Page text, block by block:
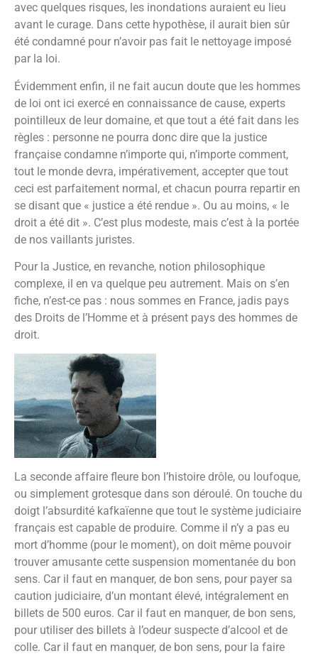
avec quelques risques, les inondations auraient eu lieu
avant le curage. Dans cette hypothèse, il aurait bien sûr
été condamné pour n’avoir pas fait le nettoyage imposé
par la loi.
Évidemment enfin, il ne fait aucun doute que les hommes
de loi ont ici exercé en connaissance de cause, experts
pointilleux de leur domaine, et que tout a été fait dans les
règles : personne ne pourra donc dire que la justice
française condamne n’importe qui, n’importe comment,
tout le monde devra, impérativement, accepter que tout
ceci est parfaitement normal, et chacun pourra repartir en
se disant que « justice a été rendue ». Ou au moins, « le
droit a été dit ». C’est plus modeste, mais c’est à la portée
de nos vaillants juristes.
Pour la Justice, en revanche, notion philosophique
complexe, il en va quelque peu autrement. Mais on s’en
fiche, n’est-ce pas : nous sommes en France, jadis pays
des Droits de l’Homme et à présent pays des hommes de
droit.
La seconde affaire fleure bon l’histoire drôle, ou loufoque,
ou simplement grotesque dans son déroulé. On touche du
doigt l’absurdité kafkaïenne que tout le système judiciaire
français est capable de produire. Comme il n’y a pas eu
mort d’homme (pour le moment), on doit même pouvoir
trouver amusante cette suspension momentanée du bon
sens. Car il faut en manquer, de bon sens, pour payer sa
caution judiciaire, d’un montant élevé, intégralement en
billets de 500 euros. Car il faut en manquer, de bon sens,
pour utiliser des billets à l’odeur suspecte d’alcool et de
colle. Car il faut en manquer, de bon sens, pour la faire